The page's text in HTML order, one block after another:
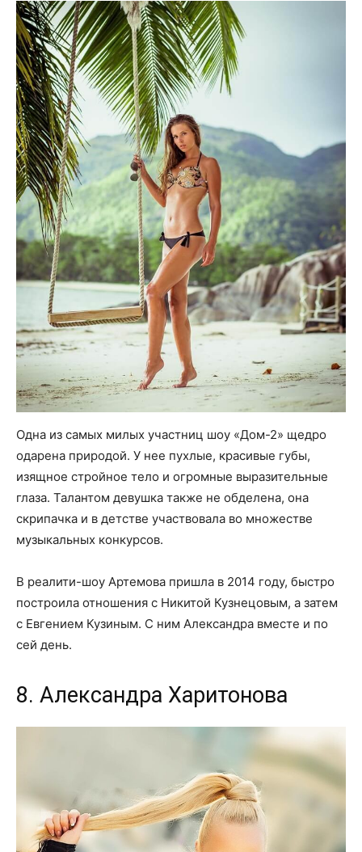
Одна из самых милых участниц шоу «Дом-2» щедро
одарена природой. У нее пухлые, красивые губы,
изящное стройное тело и огромные выразительные
глаза. Талантом девушка также не обделена, она
скрипачка и в детстве участвовала во множестве
музыкальных конкурсов.
В реалити-шоу Артемова пришла в 2014 году, быстро
построила отношения с Никитой Кузнецовым, а затем
с Евгением Кузиным. С ним Александра вместе и по
сей день.
8. Александра Харитонова